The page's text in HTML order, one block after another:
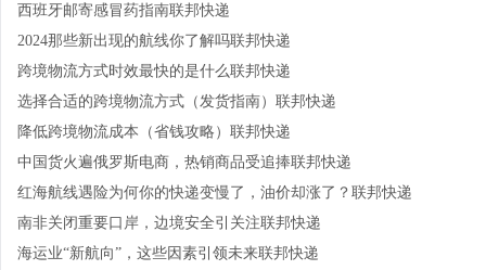
西班牙邮寄感冒药指南联邦快递
2024那些新出现的航线你了解吗联邦快递
跨境物流方式时效最快的是什么联邦快递
选择合适的跨境物流方式（发货指南）联邦快递
降低跨境物流成本（省钱攻略）联邦快递
中国货火遍俄罗斯电商，热销商品受追捧联邦快递
红海航线遇险为何你的快递变慢了，油价却涨了？联邦快递
南非关闭重要口岸，边境安全引关注联邦快递
海运业“新航向”，这些因素引领未来联邦快递